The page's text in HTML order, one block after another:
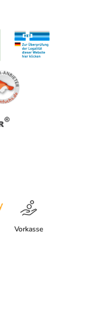
Vorkasse